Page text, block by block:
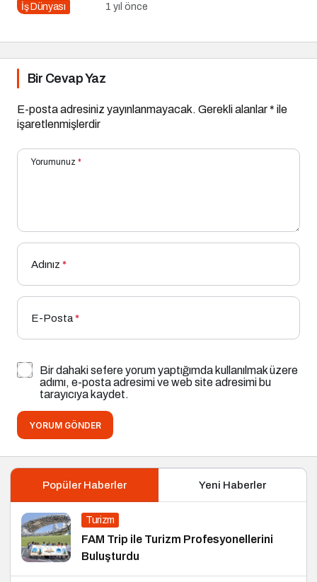
Savunma Sanayii
İş Dünyası 1 yıl önce
Bir Cevap Yaz
E-posta adresiniz yayınlanmayacak. Gerekli alanlar* ile
işaretlenmişlerdir
Yorumunuz *
Adınız *
E-Posta*
Bir dahaki sefere yorum yaptığımda kullanılmak üzere
adımı, e-posta adresimi ve web site adresimi bu
tarayıcıya kaydet.
YORUM GÖNDER
Popüler Haberler Yeni Haberler
Turizm
FAM Trip ile Turizm Profesyonellerini
Buluşturdu